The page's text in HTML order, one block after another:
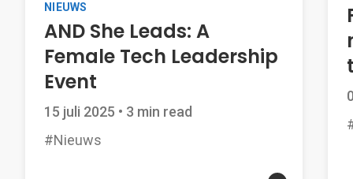
AND She Leads: A
Female Tech Leadership
Event
NIEUWS
15 juli 2025 • 3 min read
#Nieuws